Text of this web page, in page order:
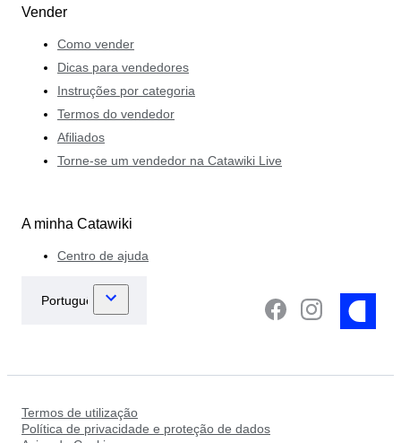
Vender
Como vender
Dicas para vendedores
Instruções por categoria
Termos do vendedor
Afiliados
Torne-se um vendedor na Catawiki Live
A minha Catawiki
Centro de ajuda
Termos de utilização
Política de privacidade e proteção de dados